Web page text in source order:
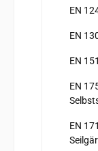
EN
EN
EN
EN
EN